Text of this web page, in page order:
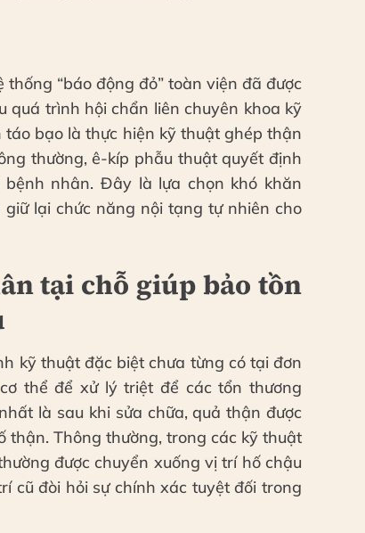
“báo động đỏ” toàn viện đã được
quá trình hội chẩn liên chuyên khoa kỹ
bạo là thực hiện kỹ thuật ghép thận
thường, ê-kíp phẫu thuật quyết định
nhân. Đây là lựa chọn khó khăn
lại chức năng nội tạng tự nhiên cho
tại chỗ giúp bảo tồn
kỹ thuật đặc biệt chưa từng có tại đơn
thể để xử lý triệt để các tổn thương
là sau khi sửa chữa, quả thận được
Thông thường, trong các kỹ thuật
được chuyển xuống vị trí hố chậu
cũ đòi hỏi sự chính xác tuyệt đối trong